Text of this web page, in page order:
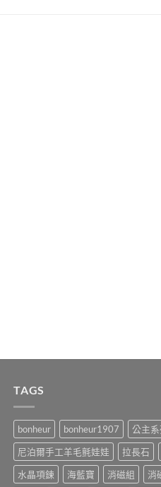
TAGS
bonheur bonheur1907 公主系
尼泊爾手工羊毛氈娃娃
拉長石
水晶項鍊
海藍寶 消磁組 消